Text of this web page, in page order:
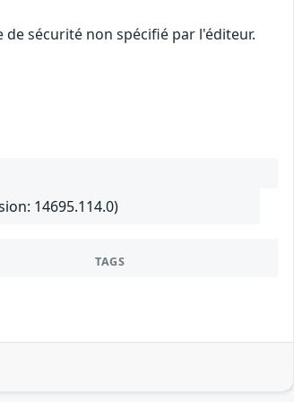
sécurité non spécifié par l'éditeur.
14695.114.0)
TAGS